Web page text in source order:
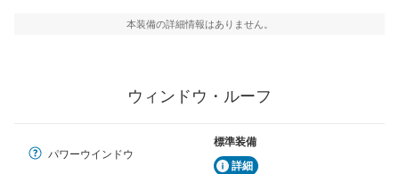
本装備の詳細情報はありません。
ウィンドウ・ルーフ
パワーウインドウ
標準装備
詳細